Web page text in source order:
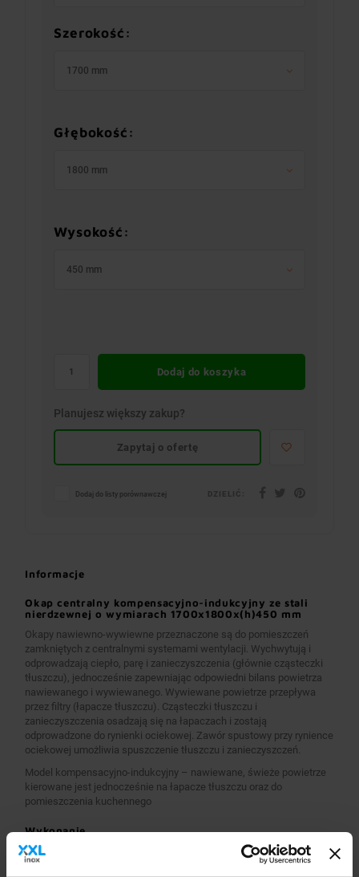
Szerokość:
1700 mm
Głębokość:
1800 mm
Wysokość:
450 mm
Dodaj do koszyka
Planujesz większy zakup?
Zapytaj o ofertę
Dodaj do listy porównawczej
Informacje
Okap centralny kompensacyjno-indukcyjny ze stali
nierdzewnej o wymiarach 1700x1800x(h)450 mm
Okapy nawiewno-wywiewne przeznaczone są do pomieszczeń
zamkniętych z centralnymi systemami wentylacji. Wychwytują i
odprowadzają ciepło, parę i zanieczyszczenia (głównie cząsteczki
tłuszczu), jednocześnie zapewniając odpowiedni bilans powietrza
nawiewanego i wywiewanego. Wywiewane powietrze przepływa
przez filtry (łapacze tłuszczu). Cząsteczki tłuszczu i
zanieczyszczenia osadzają się na łapaczach i zostają
odprowadzone do rynienki ociekowej. Zawór spustowy przy rynience
ociekowej umożliwia spuszczenie tłuszczu i zanieczyszczeń.
Model kompensacyjno-indukcyjny – nawiewane, świeże powietrze
kierowane jest jednocześnie na łapacze tłuszczu oraz do
pomieszczenia kuchennego
Wykonanie
Okapy wykonane są z wysokogatunkowej stali nierdzewnej.